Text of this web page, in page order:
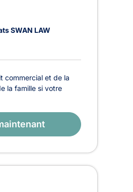
SWAN LAW
commercial et de la
la famille si votre